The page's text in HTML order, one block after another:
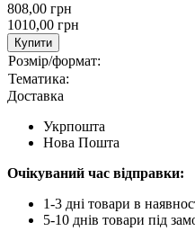
808,00 грн
1010,00 грн
Купити
Розмір/формат:
Тематика:
Доставка
Укрпошта
Нова Пошта
Очікуваний час відправки:
1-3 дні товари в
5-10 днів товари під